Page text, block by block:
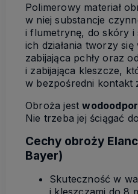
Polimerowy materiał
w niej substancje
i flumetrynę, do skóry i
ich działania tworzy
zabijająca pchły oraz
i zabijająca kleszcze,
w bezpośredni kontakt
Obroża jest
Nie trzeba jej ściągać
Cechy obroży
Bayer)
Skuteczność w
i kleszczami do 8